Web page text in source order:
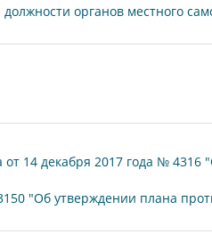
органов местного
14 декабря 2017 года №
"Об утверждении плана